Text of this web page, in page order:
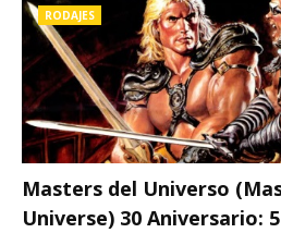
RODAJES
Masters del Universo
Universe) 30 Aniversario: